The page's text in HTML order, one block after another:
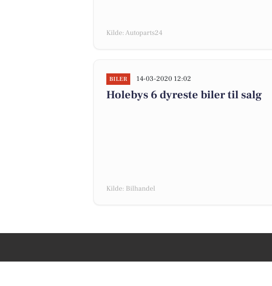
Kilde: Autoparts24
BILER 14-03-2020 12:02
Holebys 6 dyreste biler til salg
Kilde: Bilhandel